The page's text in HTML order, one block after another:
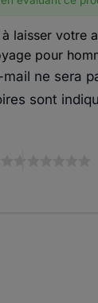
laisser votre
pour
ne sera
sont